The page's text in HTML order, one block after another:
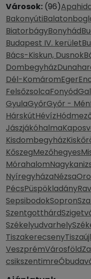
Városok: (96)
Bakonyúti
BiatorbágyBonyhád
Budapest IV. kerület
Bács-Kiskun, Dusnok
Dombegyház
Dél-KomáromEger
FelsőzsolcaFonyód
GyulaGyőrGyőr -
HárskútHévíz
Jászjákóhalma
Kisdombegyház
KőszegMezőhegyes
Mórahalom
NyíregyházaNézsa
PécsPüspökladány
SepsibodokSopron
Szentgotthárd
Székelyudvarhely
Tiszakerecseny
VeszprémVárosföld
csikszentimre